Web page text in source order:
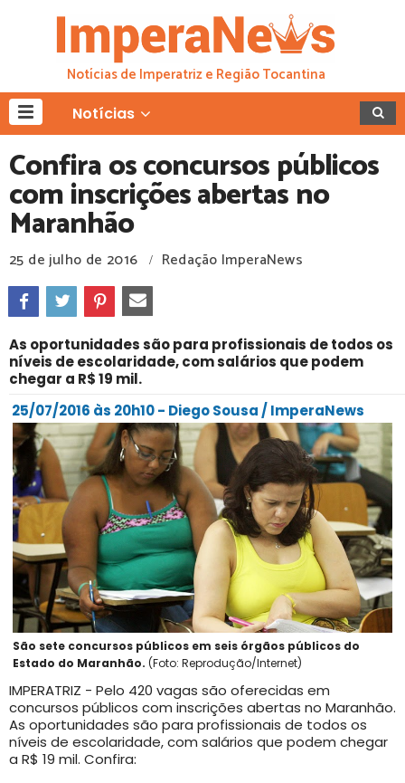
Notícias de Imperatriz e Região Tocantina
Notícias
Confira os concursos públicos
com inscrições abertas no
Maranhão
25 de julho de 2016 / Redação ImperaNews
As oportunidades são para profissionais de todos os
níveis de escolaridade, com salários que podem
chegar a R$ 19 mil.
25/07/2016 às 20h10 - Diego Sousa / ImperaNews
São sete concursos públicos em seis órgãos públicos do
Estado do Maranhão. (Foto: Reprodução/Internet)
IMPERATRIZ - Pelo 420 vagas são oferecidas em
concursos públicos com inscrições abertas no Maranhão.
As oportunidades são para profissionais de todos os
níveis de escolaridade, com salários que podem chegar
a R$ 19 mil. Confira: